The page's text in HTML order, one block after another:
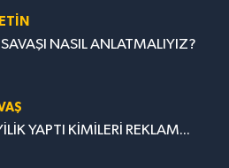
NASIL ANLATMALIYIZ?
YAPTI KİMİLERİ REKLAM...